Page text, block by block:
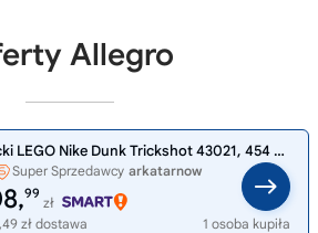
Allegro
Klocki LEGO Nike Dunk Trickshot 43021, 454 elementy, 10+
Super Sprzedawcy arkatarnow
99
zł
zł dostawa
1 osoba kupiła